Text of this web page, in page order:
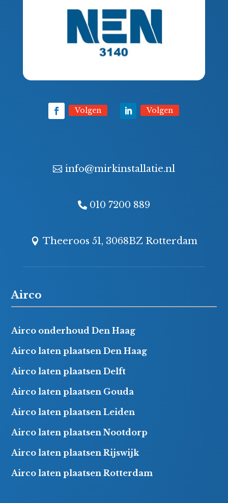
Volgen Volgen
info@mirkinstallatie.nl
010 7200 889
Theeroos 51, 3068BZ Rotterdam
Airco
Airco onderhoud Den Haag
Airco laten plaatsen Den Haag
Airco laten plaatsen Delft
Airco laten plaatsen Gouda
Airco laten plaatsen Leiden
Airco laten plaatsen Nootdorp
Airco laten plaatsen Rijswijk
Airco laten plaatsen Rotterdam